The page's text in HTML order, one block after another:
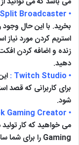
• XSplit Broadcaster :
بخرید. با این حال وجود
استریم کردن مورد
زنده و اضافه کردن
دهید.
• Twitch Studio :
شود.
• Facebook Gaming Creator :
Gaming را برای شما ساده سازد، این نرم افزار به شما توصیه می شود.